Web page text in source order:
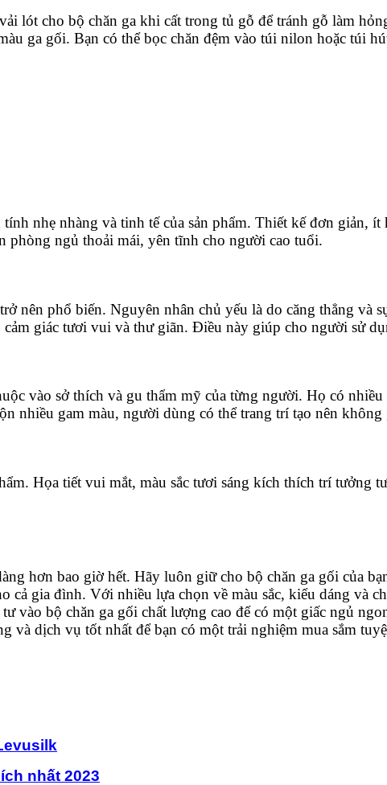
lót cho bộ chăn ga khi cất trong tủ gỗ để tránh gỗ làm
ga gối. Bạn có thể bọc chăn đệm vào túi nilon hoặc túi
nhẹ nhàng và tinh tế của sản phẩm. Thiết kế đơn giản, ít
phòng ngủ thoải mái, yên tĩnh cho người cao tuổi.
nên phổ biến. Nguyên nhân chủ yếu là do căng thẳng và
giác tươi vui và thư giãn. Điều này giúp cho người sử
vào sở thích và gu thẩm mỹ của từng người. Họ có nhiều
nhiều gam màu, người dùng có thể trang trí tạo nên
Họa tiết vui mắt, màu sắc tươi sáng kích thích trí tưởng
hơn bao giờ hết. Hãy luôn giữ cho bộ chăn ga gối của
cả gia đình. Với nhiều lựa chọn về màu sắc, kiểu dáng và
vào bộ chăn ga gối chất lượng cao để có một giấc ngủ
và dịch vụ tốt nhất để bạn có một trải nghiệm mua sắm
nhất 2023